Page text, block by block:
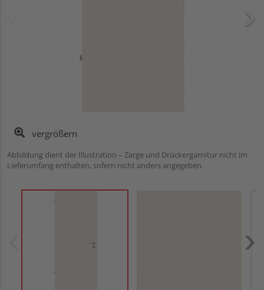
vergrößern
Abbildung dient der Illustration – Zarge und Drückergarnitur nicht im
Lieferumfang enthalten, sofern nicht anders angegeben.